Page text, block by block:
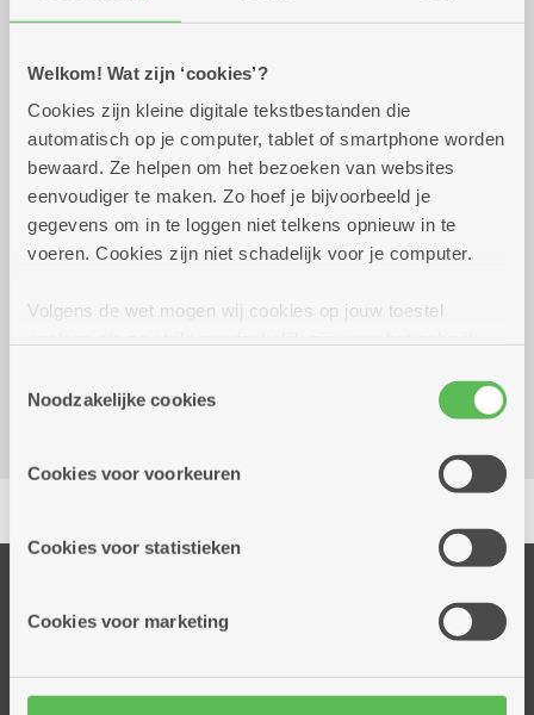
Welkom! Wat zijn ‘cookies’?
Cookies zijn kleine digitale tekstbestanden die
automatisch op je computer, tablet of smartphone worden
bewaard. Ze helpen om het bezoeken van websites
eenvoudiger te maken. Zo hoef je bijvoorbeeld je
gegevens om in te loggen niet telkens opnieuw in te
voeren. Cookies zijn niet schadelijk voor je computer.
Volgens de wet mogen wij cookies op jouw toestel
cookies hebben we jouw toestemming nodig. Sommige
cookies worden geplaatst door derde partijen die een
informatie over jouw (geanonimiseerd) gebruik van onze
partners kunnen deze gegevens combineren met andere
Noodzakelijke cookies
Cookies voor voorkeuren
Cookies voor statistieken
Cookies voor marketing
Praktisch
woensdag 14 oktober
2026
14.00 uur tot 16.30
uur
3 euro per kaart
Reserveer vervoer
Dienstencentrum De Brem
2170 Merksem
Thuisdiensten
Assistentiewoningen